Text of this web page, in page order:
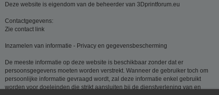
Deze website is eigendom van de beheerder van 3Dprintforum.eu
Contactgegevens:
Zie contact link
Inzamelen van informatie - Privacy en gegevensbescherming
De meeste informatie op deze website is beschikbaar zonder dat er
persoonsgegevens moeten worden verstrekt. Wanneer de gebruiker toch om
persoonlijke informatie gevraagd wordt, zal deze informatie enkel gebruikt
worden voor doeleinden die strikt aansluiten bij de dienstverlening van en